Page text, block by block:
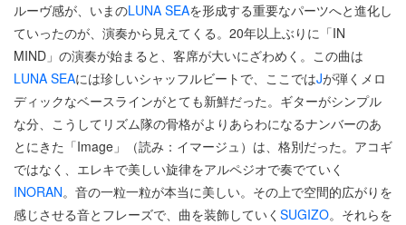
ルーヴ感が、いまのLUNA SEAを形成する重要なパーツへと進化し
ていったのが、演奏から見えてくる。20年以上ぶりに「IN
MIND」の演奏が始まると、客席が大いにざわめく。この曲は
LUNA SEAには珍しいシャッフルビートで、ここではJが弾くメロ
ディックなベースラインがとても新鮮だった。ギターがシンプル
な分、こうしてリズム隊の骨格がよりあらわになるナンバーのあ
とにきた「Image」（読み：イマージュ）は、格別だった。アコギ
ではなく、エレキで美しい旋律をアルペジオで奏でていく
INORAN。音の一粒一粒が本当に美しい。その上で空間的広がりを
感じさせる音とフレーズで、曲を装飾していく SUGIZO。それらを